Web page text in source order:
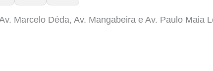
Marcelo Déda, Av. Mangabeira e Av. Paulo Maia